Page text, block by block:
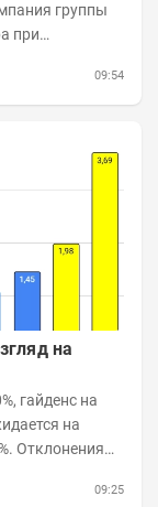
при
09:54
на
гайденс на
09:25